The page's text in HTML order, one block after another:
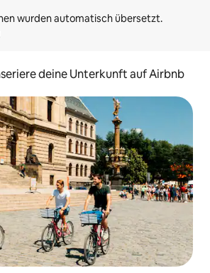
deine Unterkunft auf Airbnb